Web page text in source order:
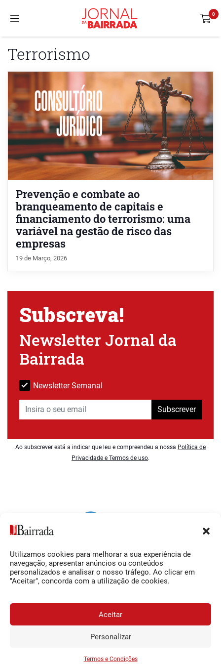
Utilizamos cookies para melhorar a sua experiência de
navegação, apresentar anúncios ou conteúdos
personalizados e analisar o nosso tráfego. Ao clicar em
"Aceitar", concorda com a utilização de cookies.
Aceitar
Personalizar
Termos e Condições
Terrorismo
Prevenção e combate ao
branqueamento de capitais e
financiamento do terrorismo: uma
variável na gestão de risco das
empresas
19 de Março, 2026
Subscreva!
Newsletter Jornal da
Bairrada
Newsletter Semanal
Subscrever
Ao subscrever está a indicar que leu e compreendeu a nossa Política de
Privacidade e Termos de uso.
0,34€/semana
Siga-nos
Facebook
O Jornal da Bairrada
Contactos
Termos e Condições
© 2026 Jornal da Bairrada